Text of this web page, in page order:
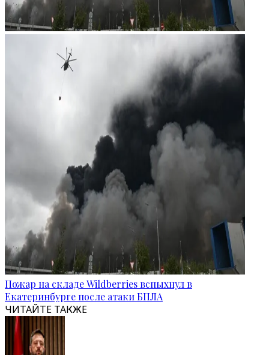
Пожар на складе Wildberries вспыхнул в
Екатеринбурге после атаки БПЛА
ЧИТАЙТЕ ТАКЖЕ